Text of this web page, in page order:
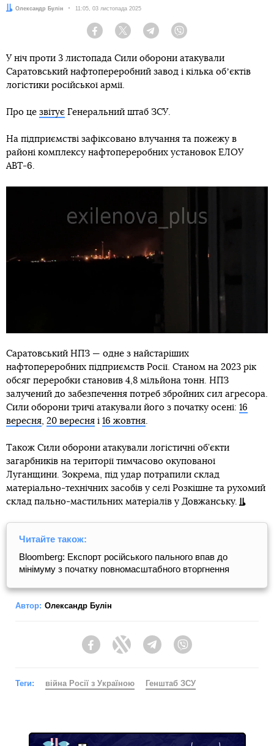
Автор:
Олександр Булін Дата:
11:05, 03 листопада 2025
Facebook Twitter Telegram
У ніч проти 3 листопада Сили оборони атакували
Саратовський нафтопереробний завод і кілька обʼєктів
логістики російської армії.
Про це звітує Генеральний штаб ЗСУ.
На підприємстві зафіксовано влучання та пожежу в
районі комплексу нафтопереробних установок ЕЛОУ
АВТ-6.
Саратовський НПЗ — одне з найстаріших
нафтопереробних підприємств Росії. Станом на 2023 рік
обсяг переробки становив 4,8 мільйона тонн. НПЗ
залучений до забезпечення потреб збройних сил агресора.
Сили оборони тричі атакували його з початку осені: 16
вересня 20 вересня і 16 жовтня
Також Сили оборони атакували логістичні об’єкти
загарбників на території тимчасово окупованої
Луганщини. Зокрема, під удар потрапили склад
матеріально-технічних засобів у селі Розкішне та рухомий
склад пально-мастильних матеріалів у Довжанську.
Читайте також:
Bloomberg: Експорт російського пального впав до
мінімуму з початку повномасштабного вторгнення
Автор: Олександр Булін
FacebookTwitter Telegram
Теги: війна Росії з Україною Генштаб ЗСУ